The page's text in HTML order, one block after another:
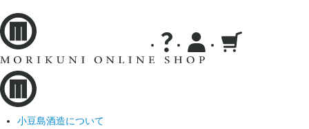
小豆島酒造について